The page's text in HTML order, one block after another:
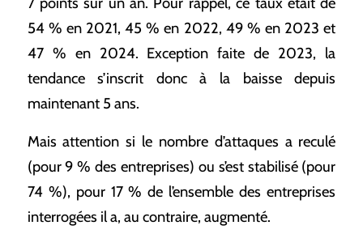
54 % en 2021, 45 % en 2022, 49 % en 2023 et
47 % en 2024. Exception faite de 2023, la
tendance s’inscrit donc à la baisse depuis
maintenant 5 ans.
Mais attention si le nombre d’attaques a reculé
(pour 9 % des entreprises) ou s’est stabilisé (pour
74 %), pour 17 % de l’ensemble des entreprises
interrogées il a, au contraire, augmenté.